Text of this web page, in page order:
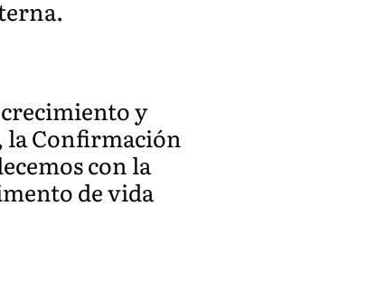
y
la Confirmación
con la
de vida